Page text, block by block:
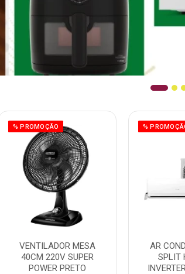
% PROMOÇÃO
VENTILADOR MESA
40CM 220V SUPER
POWER PRETO
%
AR
SPLIT